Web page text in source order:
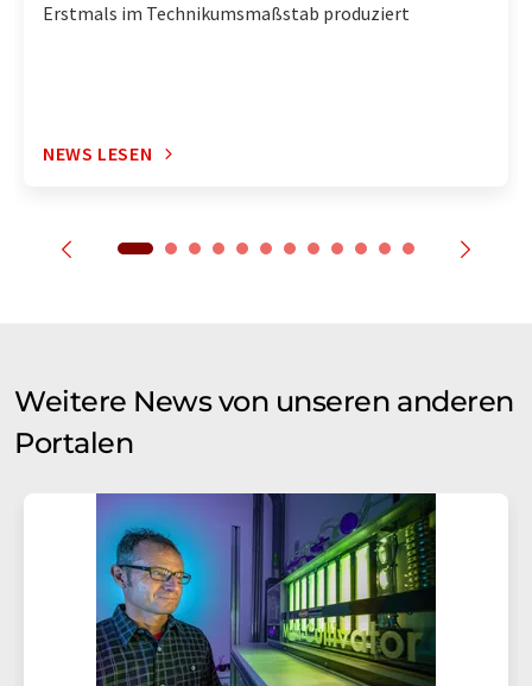
Erstmals im Technikumsmaßstab produziert
NEWS LESEN
Weitere News von unseren anderen
Portalen